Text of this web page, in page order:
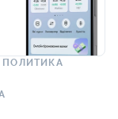
ПОЛИТИКА